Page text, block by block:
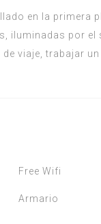
en la
iluminadas por
viaje, trabajar
Free Wifi
Armario